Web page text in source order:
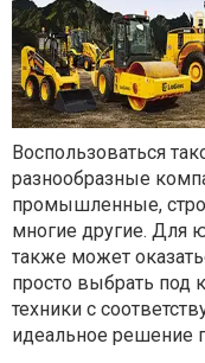
Воспользоваться
разнообразные
промышленные,
многие другие. Для
также может
просто выбрать под
техники с
идеальное решение